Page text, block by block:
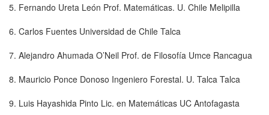
5. Fernando Ureta León Prof. Matemáticas. U. Chile Melipilla
6. Carlos Fuentes Universidad de Chile Talca
7. Alejandro Ahumada O’Neil Prof. de Filosofía Umce Rancagua
8. Mauricio Ponce Donoso Ingeniero Forestal. U. Talca Talca
9. Luis Hayashida Pinto Lic. en Matemáticas UC Antofagasta